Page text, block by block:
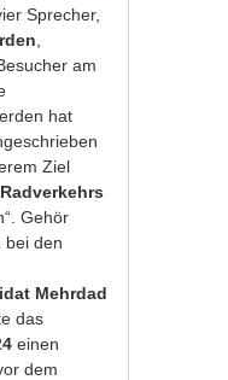
Sprecher,
am
hat
Ziel
Gehör
bei den
Mehrdad
das
einen
dem